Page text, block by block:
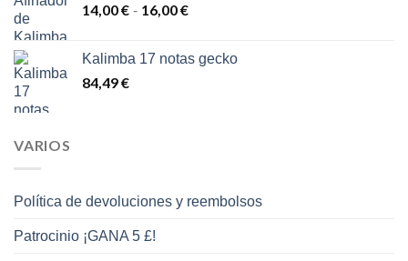
14,00€ - 16,00€Rango
desde
Kalimba 17 notas gecko
84,49€
VARIOS
Política de devoluciones y reembolsos
Patrocinio ¡GANA 5 £!